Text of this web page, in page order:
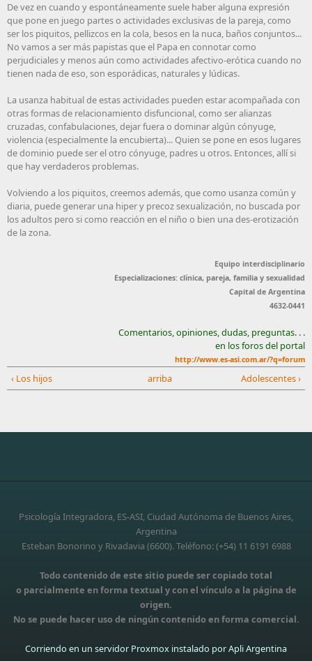
De vez en cuando y espontáneamente suele haber alguna expresión
que pone en juego partes o actividades exclusivas de la pareja, como
ser los piquitos, pellizcos en la cola, besos en la nuca, baños conjuntos...
No vamos a ser más papistas que el Papa en connotar como
perjudiciales y menos aún como actividades afectivo-erótica cuando no
tienen nada de eso, son esporádicas, naturales y lúdicas.
La usanza habitual de estas actividades pueden estar acompañada con
otras formas de relacionamiento disfuncional, como ser alianzas
cruzadas, confabulaciones, dejar fuera o dominar algún cónyuge,
violencia (especialmente la encubierta)... Quien se pone en esos lugares
de dominio puede ser el otro cónyuge, padres u otros. Entonces, allí si
que hay verdaderos problemas.
Volviendo a los piquitos, creemos además, que como usanza común y
diaria, puede generar una hiper y precoz sexualización, no buscada por
los adultos pero si como reacción en el niño o bien una des-erotización
de la zona.
Equipo interdisciplinario
Especializaciones: clínica, pareja, familia y sexualidad
Capital de Argentina
4632-0441
Comentarios, opiniones, dudas, preguntas. . .
en los foros del portal
http://www.es-asi.com.ar/?q=forum
‹ Los hijos arriba Adolescentes ›
Psicología Integradora, ES-ASI, Ciudad Autónoma de Buenos Aires,
Argentina
Esteban Bonorino y Rivadavia (6600). Teléfono: (+54) 11 6191 6988
Todo contenido de este sitio puede ser copiado total
o parcialmente en forma textual y con el vínculo a la página de
origen.
No se puede hacer uso de ningún contenido en forma comercial.
Corriendo en un servidor Proxmox instalado por Apli Argentina